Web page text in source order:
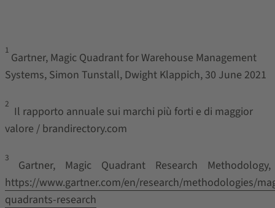
1
Gartner, Magic Quadrant for Warehouse Management
Systems, Simon Tunstall, Dwight Klappich, 30 June 2021
2
Il rapporto annuale sui marchi più forti e di maggior
valore / brandirectory.com
3
Gartner, Magic Quadrant Research Methodology,
https://www.gartner.com/en/research/methodologies/
quadrants-research